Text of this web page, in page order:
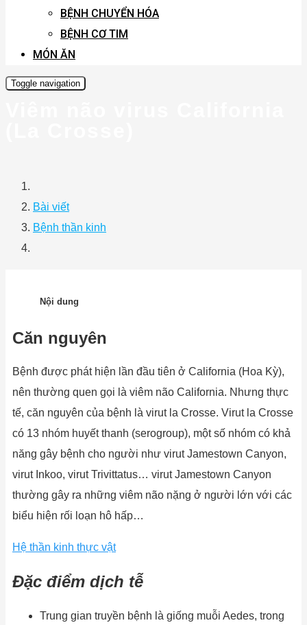
BỆNH CHUYỂN HÓA
BỆNH CƠ TIM
MÓN ĂN
Toggle navigation
Bài viết
Bệnh thần kinh
Nội dung
Căn nguyên
Bệnh được phát hiện lần đầu tiên ở California (Hoa Kỳ),
nên thường quen gọi là viêm não California. Nhưng thực
tế, căn nguyên của bệnh là virut la Crosse. Virut la Crosse
có 13 nhóm huyết thanh (serogroup), một số nhóm có khả
năng gây bệnh cho người như virut Jamestown Canyon,
virut Inkoo, virut Trivittatus… virut Jamestown Canyon
thường gây ra những viêm não nặng ở người lớn với các
biểu hiện rối loạn hô hấp…
Hệ thần kinh thực vật
Đặc điểm dịch tễ
Trung gian truyền bệnh là giống muỗi Aedes, trong